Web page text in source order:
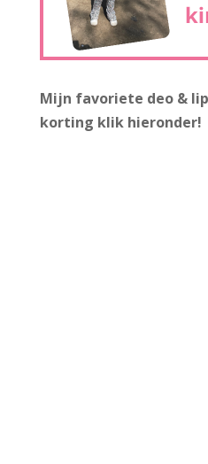
Mijn favoriete deo &
korting klik hieronder!